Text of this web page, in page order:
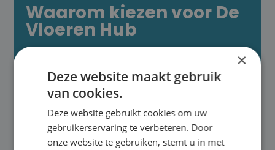
Waarom kiezen voor De
Vloeren Hub
×
Deze website maakt gebruik
van cookies.
Deze website gebruikt cookies om uw
gebruikerservaring te verbeteren. Door
onze website te gebruiken, stemt u in met